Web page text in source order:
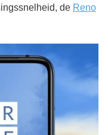
de Reno